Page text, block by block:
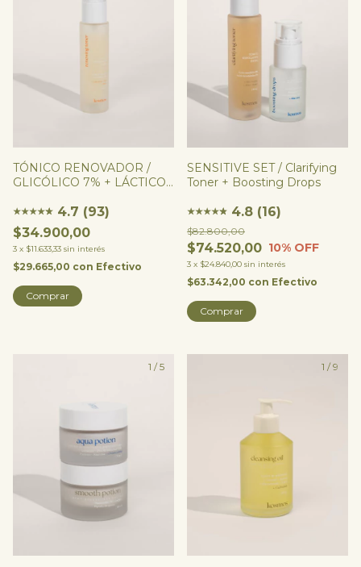
TÓNICO RENOVADOR /
GLICÓLICO 7% + LÁCTICO
★★★★★
★ 4.7 (93)
$34.900,00
3 x $11.633,33 sin interés
$29.665,00 con Efectivo
SENSITIVE SET / Clarifying
Toner + Boosting Drops
★★★★★
★ 4.8 (16)
$74.520,00
$82.800,00
10% OFF
3 x $24.840,00 sin interés
$63.342,00 con Efectivo
1 /5 1 /9